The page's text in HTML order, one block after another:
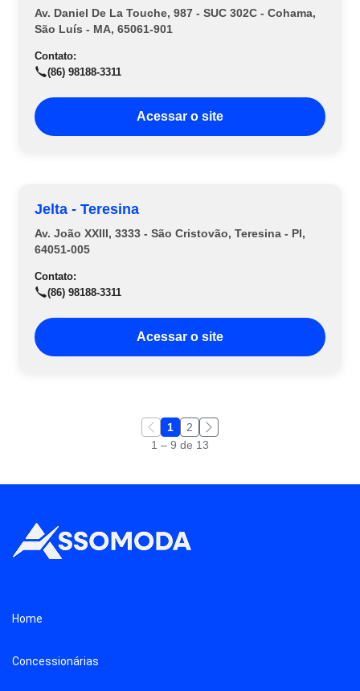
Av. Daniel De La Touche, 987 - SUC 302C - Cohama,
São Luís - MA, 65061-901
Contato:
(86) 98188-3311
Acessar o site
Jelta - Teresina
Av. João XXIII, 3333 - São Cristovão, Teresina - PI,
64051-005
Contato:
(86) 98188-3311
Acessar o site
1
2
1 – 9 de 13
Home
Concessionárias